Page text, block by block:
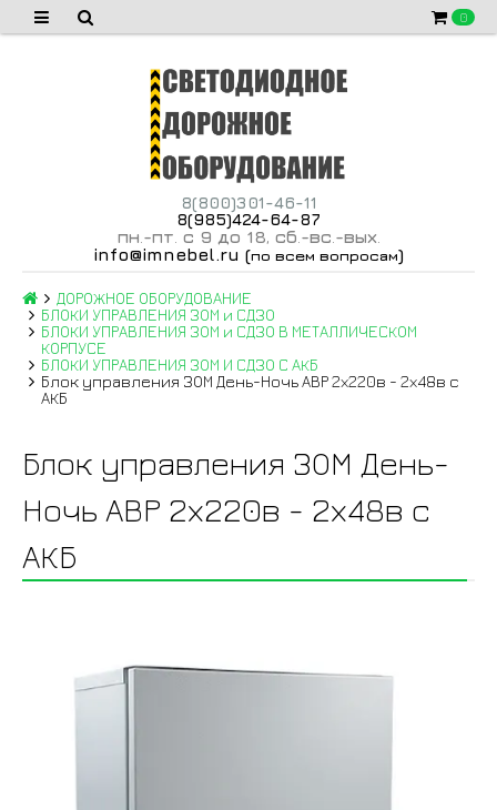
0
8(800)301-46-11
8(985)424-64-87
пн -пт с 9 до 18, сб -вс -вых.
info@imnebel.ru (по всем вопросам)
ДОРОЖНОЕ ОБОРУДОВАНИЕ
БЛОКИ УПРАВЛЕНИЯ ЗОМ и СДЗО
БЛОКИ УПРАВЛЕНИЯ ЗОМ и СДЗО В МЕТАЛЛИЧЕСКОМ
КОРПУСЕ
БЛОКИ УПРАВЛЕНИЯ ЗОМ И СДЗО С АКБ
Блок управления ЗОМ День-Ночь АВР 2х220в - 2х48в с
АКБ
Блок управления ЗОМ День-
Ночь АВР 2х220в - 2х48в с
АКБ